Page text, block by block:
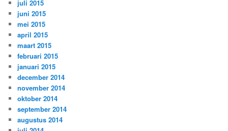
juli 2015
juni 2015
mei 2015
april 2015
maart 2015
februari 2015
januari 2015
december 2014
november 2014
oktober 2014
september 2014
augustus 2014